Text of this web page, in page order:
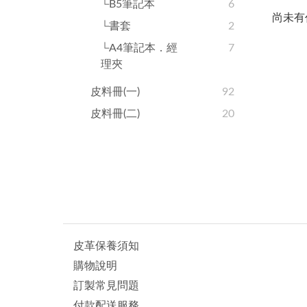
└B5筆記本
6
└書套
2
└A4筆記本．經
理夾
7
皮料冊(一)
92
皮料冊(二)
20
尚未
皮革保養須知
購物說明
訂製常見問題